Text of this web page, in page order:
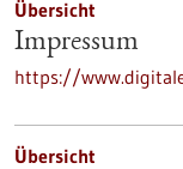
Übersicht
Impressum
https://
Übersicht